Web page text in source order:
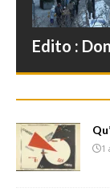
Edito :
1